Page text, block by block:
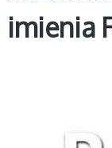
imienia